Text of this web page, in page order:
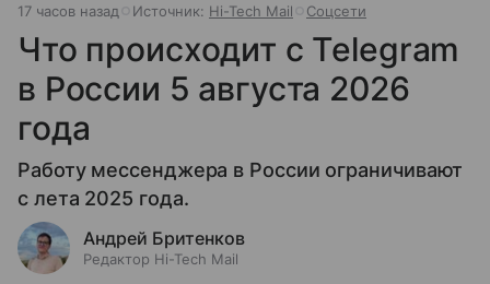
17 часов назад Источник: Hi-Tech Mail Соцсети
Что происходит с Telegram
в России 5 августа 2026
года
Работу мессенджера в России ограничивают
с лета 2025 года.
Андрей Бритенков
Редактор Hi-Tech Mail